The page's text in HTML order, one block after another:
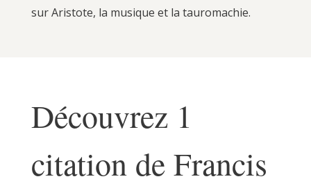
sur Aristote, la musique et la tauromachie.
Découvrez 1
citation de Francis